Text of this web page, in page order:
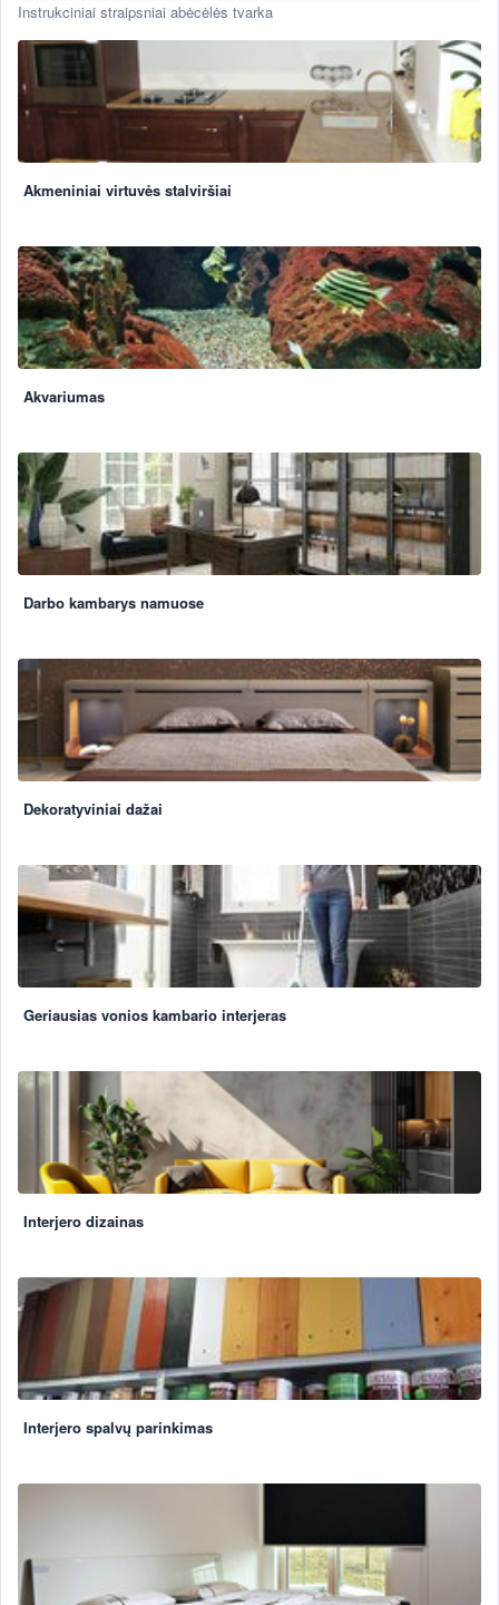
Instrukciniai straipsniai abėcėlės tvarka
Akmeniniai virtuvės stalviršiai
Akvariumas
Darbo kambarys namuose
Dekoratyviniai dažai
Geriausias vonios kambario interjeras
Interjero dizainas
Interjero spalvų parinkimas